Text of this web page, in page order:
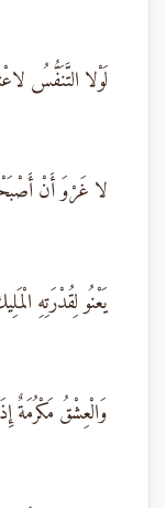
لَوْلا التَّنَفُّسُ
لا غَرْوَ أَنْ
يَعْنُو لِقُدْرَتِهِ
وَالْعِشْقُ مَكْرُمَةٌ